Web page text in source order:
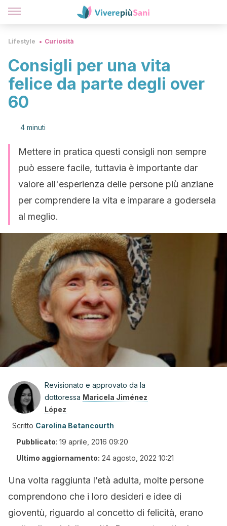
Lifestyle Curiosità
Consigli per una vita
felice da parte degli over
60
4 minuti
Mettere in pratica questi consigli non sempre
può essere facile, tuttavia è importante dar
valore all'esperienza delle persone più anziane
per comprendere la vita e imparare a godersela
al meglio.
Revisionato e approvato da la
dottoressa Maricela Jiménez
López
Scritto Carolina Betancourth
Pubblicato: 19 aprile, 2016 09:20
Ultimo aggiornamento: 24 agosto, 2022 10:21
Una volta raggiunta l’età adulta, molte persone
comprendono che i loro desideri e idee di
gioventù, riguardo al concetto di felicità, erano